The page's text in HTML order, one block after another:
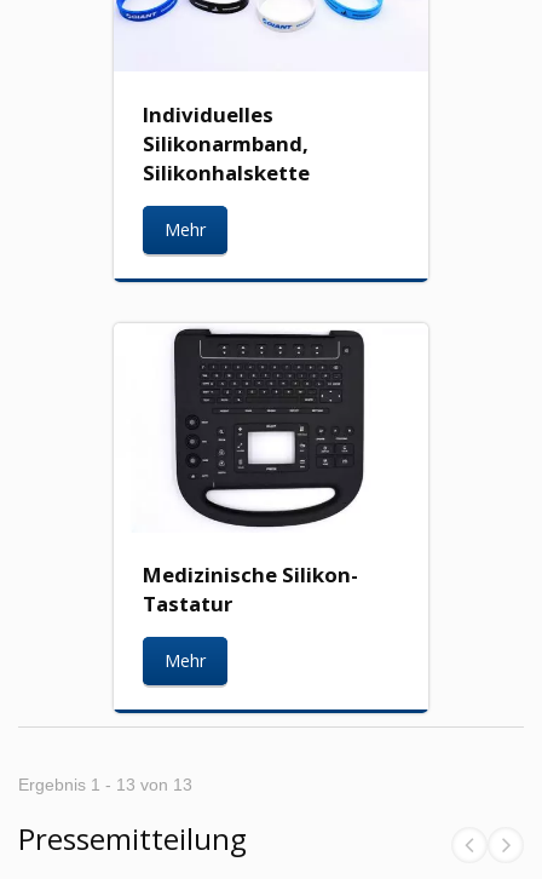
Individuelles
Silikonarmband,
Silikonhalskette
Mehr
Medizinische Silikon-
Tastatur
Mehr
Ergebnis 1 - 13 von 13
Pressemitteilung